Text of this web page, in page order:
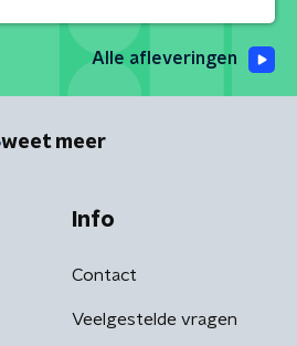
Alle afleveringen
weet meer
Info
Contact
Veelgestelde vragen